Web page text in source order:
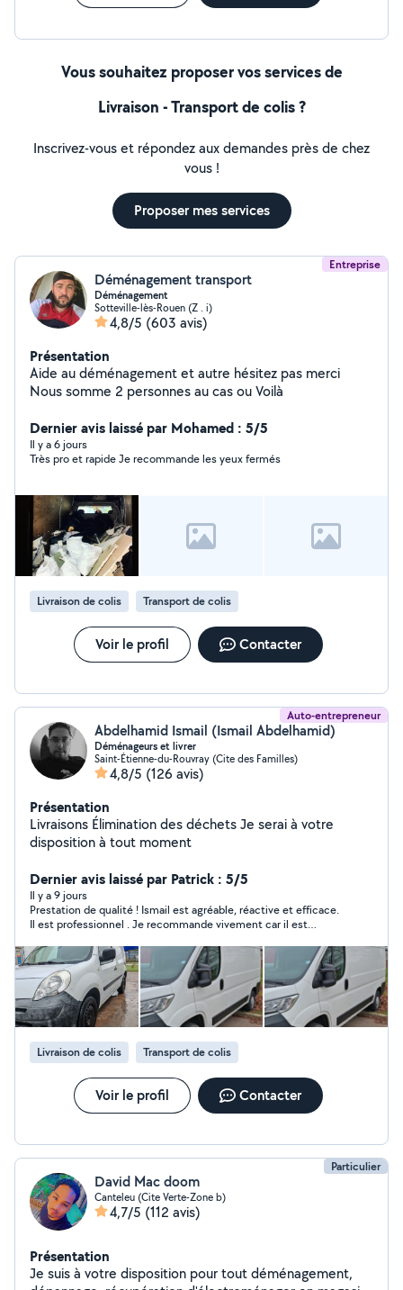
Vous souhaitez proposer vos services de
Livraison - Transport de colis ?
Inscrivez-vous et répondez aux demandes près de chez
vous !
Proposer mes services
Entreprise
Déménagement transport
Déménagement
Sotteville-lès-Rouen (Z . i)
4,8/5 (603 avis)
Présentation
Aide au déménagement et autre hésitez pas merci
Nous somme 2 personnes au cas ou Voilà
Dernier avis laissé par Mohamed : 5/5
Il y a 6 jours
Très pro et rapide Je recommande les yeux fermés
Livraison de colis Transport de colis
Voir le profil Contacter
Auto-entrepreneur
Abdelhamid Ismail (Ismail Abdelhamid)
Déménageurs et livrer
Saint-Étienne-du-Rouvray (Cite des Familles)
4,8/5 (126 avis)
Présentation
Livraisons Élimination des déchets Je serai à votre
disposition à tout moment
Dernier avis laissé par Patrick : 5/5
Il y a 9 jours
Prestation de qualité ! Ismail est agréable, réactive et efficace.
Il est professionnel . Je recommande vivement car il est
de stockage. Merci encore!
Livraison de colis Transport de colis
Voir le profil Contacter
Particulier
David Mac doom
Canteleu (Cite Verte-Zone b)
4,7/5 (112 avis)
Présentation
Je suis à votre disposition pour tout déménagement,